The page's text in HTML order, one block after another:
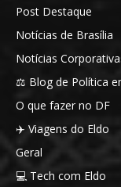
Post Destaque
Notícias de Brasília
Notícias
⚖️ Blog de Política
O que fazer no DF
✈️ Viagens do Eldo
Geral
💻 Tech com Eldo